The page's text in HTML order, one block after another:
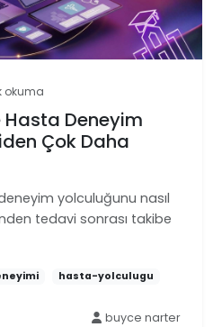
okuma
Hasta Deneyim
Çok Daha
yolculuğunu nasıl
tedavi sonrası takibe
hasta-yolculugu
buyce narter